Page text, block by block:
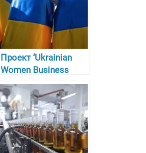
Проект ‘Ukrainian
Women Business
Circle’ у Німеччині